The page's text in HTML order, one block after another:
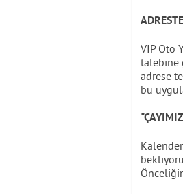
VIP Oto
talebine
adrese
bu